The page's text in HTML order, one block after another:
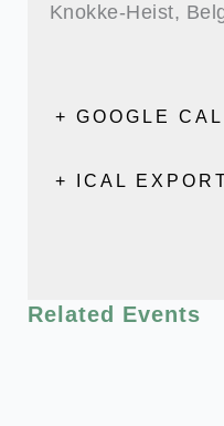
Knokke-Heist,
+ GOOGLE
+ ICAL
Related Events